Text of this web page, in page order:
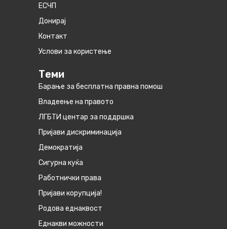
ЕСЧП
Донирај
Контакт
Услови за користење
Теми
Барање за бесплатна правна помош
Владеење на правото
ЛГБТИ центар за поддршка
Пријави дискриминација
Демократија
Сигурна куќа
Работнички права
Пријави корупција!
Родова еднаквост
Eднакви можности